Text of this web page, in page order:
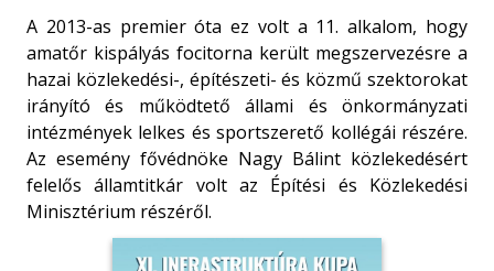
A 2013-as premier óta ez volt a 11. alkalom, hogy
amatőr kispályás focitorna került megszervezésre a
hazai közlekedési-, építészeti- és közmű szektorokat
irányító és működtető állami és önkormányzati
intézmények lelkes és sportszerető kollégái részére.
Az esemény fővédnöke Nagy Bálint közlekedésért
felelős államtitkár volt az Építési és Közlekedési
Minisztérium részéről.